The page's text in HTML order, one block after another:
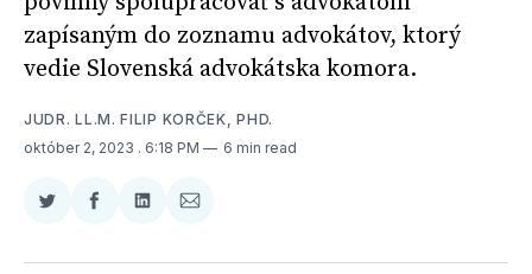
zapísaným do zoznamu advokátov, ktorý
vedie Slovenská advokátska komora.
JUDR. LL.M. FILIP KORČEK, PHD.
október 2, 2023 . 6:18 PM 6 min read
Zdieľať
Twitter
Zdieľať
Facebooku
Zdieľať
LinkedIne
Zdieľať
E-